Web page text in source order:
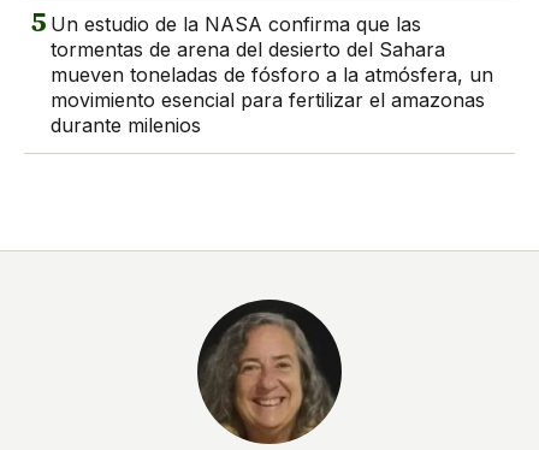
5 Un estudio de la NASA confirma que las
tormentas de arena del desierto del Sahara
mueven toneladas de fósforo a la atmósfera, un
movimiento esencial para fertilizar el amazonas
durante milenios